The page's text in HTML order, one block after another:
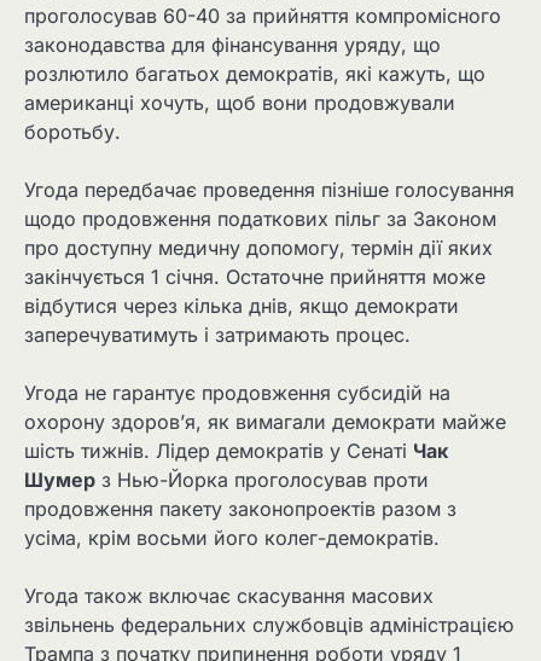
проголосував 60-40 за прийняття компромісного
законодавства для фінансування уряду, що
розлютило багатьох демократів, які кажуть, що
американці хочуть, щоб вони продовжували
боротьбу.
Угода передбачає проведення пізніше голосування
щодо продовження податкових пільг за Законом
про доступну медичну допомогу, термін дії яких
закінчується 1 січня. Остаточне прийняття може
відбутися через кілька днів, якщо демократи
заперечуватимуть і затримають процес.
Угода не гарантує продовження субсидій на
охорону здоров’я, як вимагали демократи майже
шість тижнів. Лідер демократів у Сенаті Чак
Шумер з Нью-Йорка проголосував проти
продовження пакету законопроектів разом з
усіма, крім восьми його колег-демократів.
Угода також включає скасування масових
звільнень федеральних службовців адміністрацією
Трампа з початку припинення роботи уряду 1